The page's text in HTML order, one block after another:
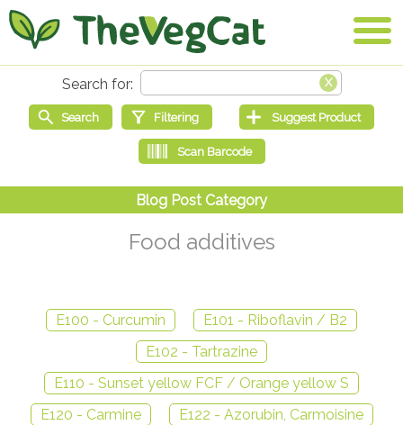
Food additives
E100 - Curcumin
E101 - Riboflavin / B2
E102 - Tartrazine
E110 - Sunset yellow FCF / Orange yellow S
E120 - Carmine
E122 - Azorubin, Carmoisine